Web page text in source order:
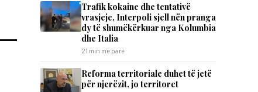
Trafik kokaine dhe tentativë
vrasjeje, Interpoli sjell nën pranga
dy të shumëkërkuar nga Kolumbia
dhe Italia
21 min më parë
Reforma territoriale duhet të jetë
për njerëzit, jo territoret